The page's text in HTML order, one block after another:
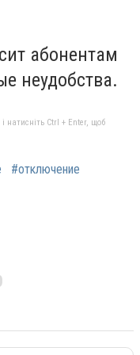
абонентам
неудобства.
натисніть Ctrl + Enter, щоб
#отключение